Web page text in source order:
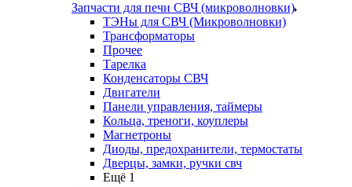
Запчасти для печи СВЧ (микроволновки)
ТЭНы для СВЧ (Микроволновки)
Трансформаторы
Прочее
Тарелка
Конденсаторы СВЧ
Двигатели
Панели управления, таймеры
Кольца, треноги, коуплеры
Магнетроны
Диоды, предохранители, термостаты
Дверцы, замки, ручки свч
Ещё 1